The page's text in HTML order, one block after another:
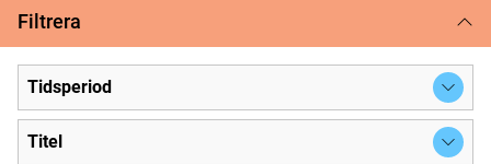
Filtrera
Tidsperiod
Titel